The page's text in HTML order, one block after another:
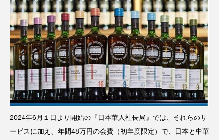
2024年6月１日より開始の『日本華人社長局』では、それらのサ
ービスに加え、年間48万円の会費（初年度限定）で、日本と中華